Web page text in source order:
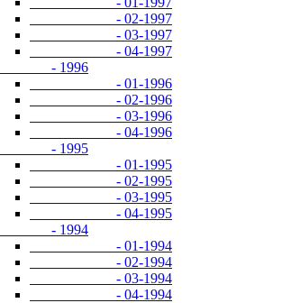
- 02-1997
- 03-1997
- 04-1997
- 1996
- 01-1996
- 02-1996
- 03-1996
- 04-1996
- 1995
- 01-1995
- 02-1995
- 03-1995
- 04-1995
- 1994
- 01-1994
- 02-1994
- 03-1994
- 04-1994